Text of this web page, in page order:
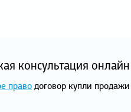
консультация
праводоговор купли продажи